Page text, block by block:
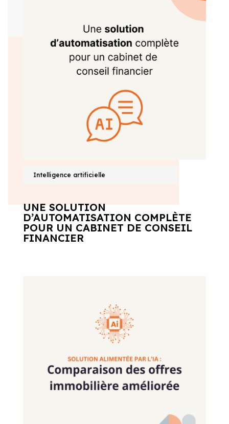
Intelligence artificielle
UNE SOLUTION
D’AUTOMATISATION COMPLÈTE
POUR UN CABINET DE CONSEIL
FINANCIER